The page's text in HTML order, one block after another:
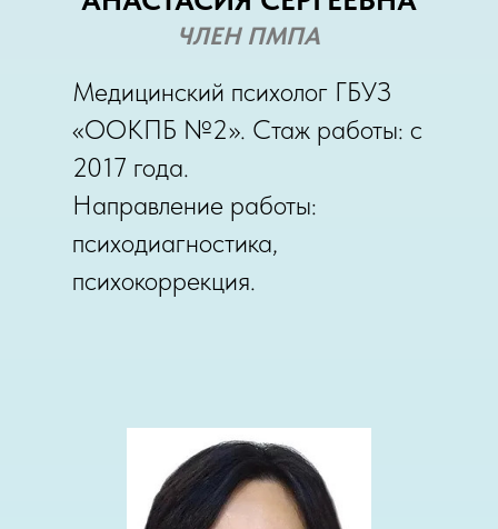
ЧЛЕН ПМПА
Медицинский психолог ГБУЗ
«ООКПБ №2». Стаж работы: с
2017 года.
Направление работы:
психодиагностика,
психокоррекция.